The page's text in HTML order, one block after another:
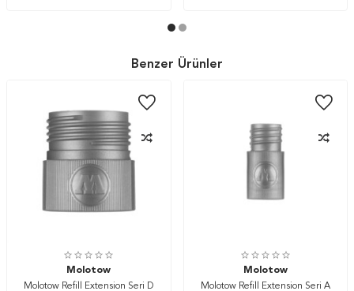
Benzer Ürünler
Molotow
Molotow Refill Extension Seri D
Molotow
Molotow Refill Extension Seri A